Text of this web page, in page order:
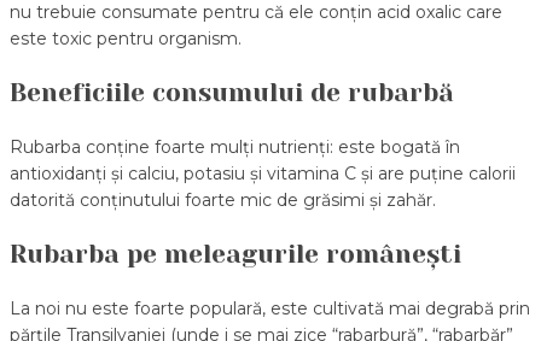
nu trebuie consumate pentru că ele conțin acid oxalic care
este toxic pentru organism.
Beneficiile consumului de rubarbă
Rubarba conține foarte mulți nutrienți: este bogată în
antioxidanți și calciu, potasiu și vitamina C și are puține calorii
datorită conținutului foarte mic de grăsimi și zahăr.
Rubarba pe meleagurile românești
La noi nu este foarte populară, este cultivată mai degrabă prin
părțile Transilvaniei (unde i se mai zice “rabarbură”, “rabarbăr”